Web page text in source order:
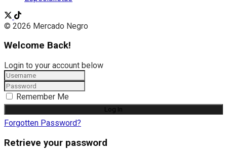
© 2026 Mercado Negro
Welcome Back!
Login to your account below
Remember Me
Forgotten Password?
Retrieve your password